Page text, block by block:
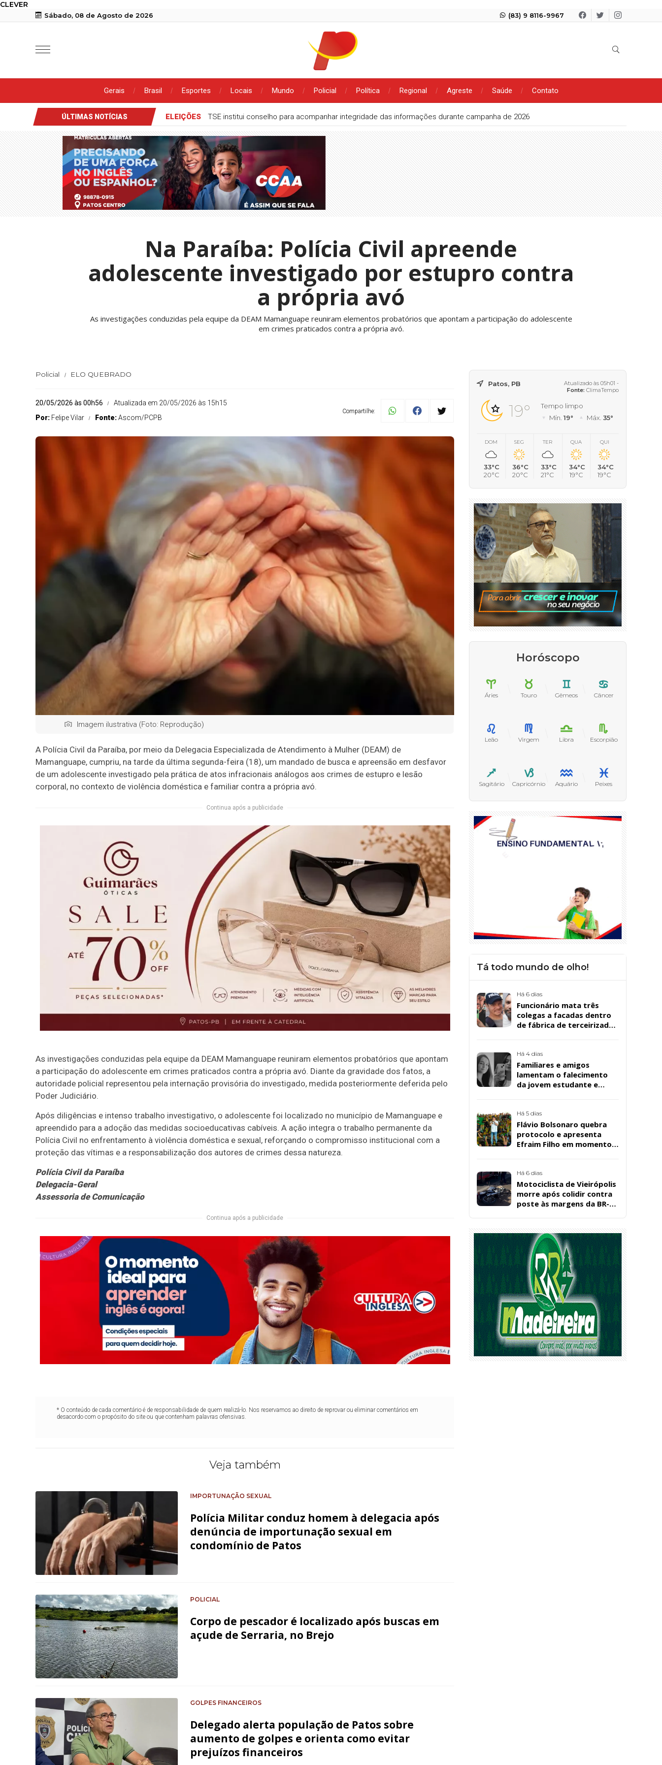
CLEVER
Sábado, 08 de Agosto de 2026 (83) 9 8116-9967
Gerais Brasil Esportes Locais Mundo Policial Política Regional Agreste Saúde Contato
ÚLTIMAS NOTÍCIAS ELEIÇÕES TSE institui conselho para acompanhar integridade das informações durante campanha de 2026
Na Paraíba: Polícia Civil apreende
adolescente investigado por estupro contra
a própria avó
As investigações conduzidas pela equipe da DEAM Mamanguape reuniram elementos probatórios que apontam a participação do adolescente
em crimes praticados contra a própria avó.
Policial ELO QUEBRADO
20/05/2026 às 00h56
Atualizada em 20/05/2026 às 15h15
Por: Felipe Vilar Fonte:Ascom/PCPB
Compartilhe:
Imagem ilustrativa (Foto: Reprodução)
A Polícia Civil da Paraíba, por meio da Delegacia Especializada de Atendimento à Mulher (DEAM) de
Mamanguape, cumpriu, na tarde da última segunda-feira (18), um mandado de busca e apreensão em desfavor
de um adolescente investigado pela prática de atos infracionais análogos aos crimes de estupro e lesão
corporal, no contexto de violência doméstica e familiar contra a própria avó.
Continua após a publicidade
As investigações conduzidas pela equipe da DEAM Mamanguape reuniram elementos probatórios que apontam
a participação do adolescente em crimes praticados contra a própria avó. Diante da gravidade dos fatos, a
autoridade policial representou pela internação provisória do investigado, medida posteriormente deferida pelo
Poder Judiciário.
Após diligências e intenso trabalho investigativo, o adolescente foi localizado no município de Mamanguape e
apreendido para a adoção das medidas socioeducativas cabíveis. A ação integra o trabalho permanente da
Polícia Civil no enfrentamento à violência doméstica e sexual, reforçando o compromisso institucional com a
proteção das vítimas e a responsabilização dos autores de crimes dessa natureza.
Polícia Civil da Paraíba
Delegacia-Geral
Assessoria de Comunicação
Continua após a publicidade
* O conteúdo de cada comentário é de responsabilidade de quem realizá-lo. Nos reservamos ao direito de reprovar ou eliminar comentários em
desacordo com o propósito do site ou que contenham palavras ofensivas.
Veja também
IMPORTUNAÇÃO SEXUAL
Polícia Militar conduz homem à delegacia após
denúncia de importunação sexual em
condomínio de Patos
POLICIAL
Corpo de pescador é localizado após buscas em
açude de Serraria, no Brejo
GOLPES FINANCEIROS
Delegado alerta população de Patos sobre
aumento de golpes e orienta como evitar
prejuízos financeiros
Patos, PB
Atualizado às 05h01 -
Fonte: ClimaTempo
19°
Tempo limpo
Mín. 19° Máx. 35°
DOM
33°C
20°C
SEG
36°C
20°C
TER
33°C
21°C
QUA
34°C
19°C
QUI
34°C
19°C
Horóscopo
Áries Touro Gêmeos Câncer
Leão Virgem Libra Escorpião
Sagitário Capricórnio Aquário Peixes
Tá todo mundo de olho!
Há 6 dias
Funcionário mata três
colegas a facadas dentro
de fábrica de terceirizada
Há 4 dias
Familiares e amigos
lamentam o falecimento
da jovem estudante e
Santos, em Patos
Há 5 dias
Flávio Bolsonaro quebra
protocolo e apresenta
Efraim Filho em momento
Há 6 dias
Motociclista de Vieirópolis
morre após colidir contra
poste às margens da BR-